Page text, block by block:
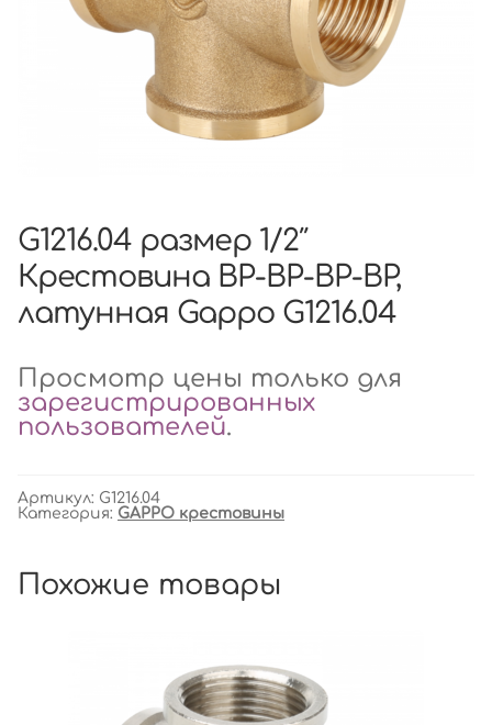
G1216.04 размер 1/2″
Крестовина ВР-ВР-ВР-ВР,
латунная Gappo G1216.04
Просмотр цены только для
зарегистрированных
пользователей.
Артикул: G1216.04
Категория: GAPPO крестовины
Похожие товары